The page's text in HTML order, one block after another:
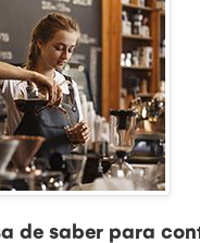
de saber para